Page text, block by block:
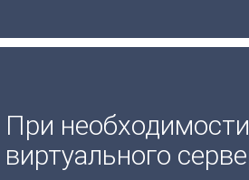
При
виртуального